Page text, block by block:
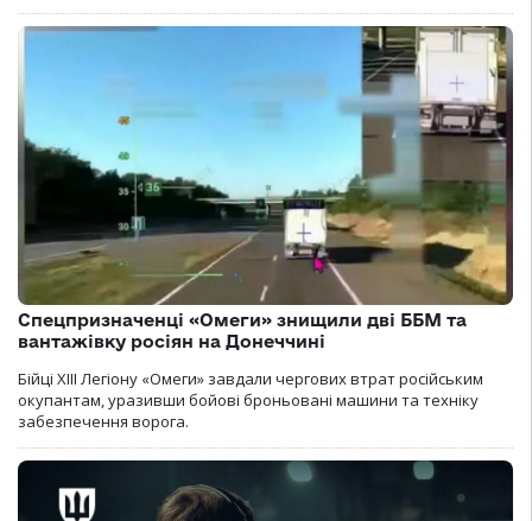
Спецпризначенці «Омеги» знищили дві ББМ та
вантажівку росіян на Донеччині
Бійці ХІІІ Легіону «Омеги» завдали чергових втрат російським
окупантам, уразивши бойові броньовані машини та техніку
забезпечення ворога.